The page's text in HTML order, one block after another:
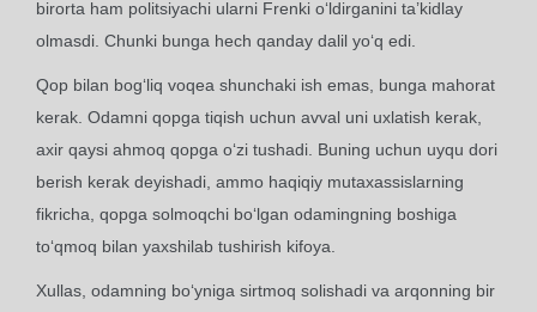
birorta ham politsiyachi ularni Frenki o‘ldirganini ta’kidlay
olmasdi. Chunki bunga hech qanday dalil yo‘q edi.
Qop bilan bog‘liq voqea shunchaki ish emas, bunga mahorat
kerak. Odamni qopga tiqish uchun avval uni uxlatish kerak,
axir qaysi ahmoq qopga o‘zi tushadi. Buning uchun uyqu dori
berish kerak deyishadi, ammo haqiqiy mutaxassislarning
fikricha, qopga solmoqchi bo‘lgan odamingning boshiga
to‘qmoq bilan yaxshilab tushirish kifoya.
Xullas, odamning bo‘yniga sirtmoq solishadi va arqonning bir